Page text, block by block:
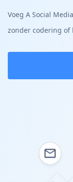
Voeg A Social
zonder codering of